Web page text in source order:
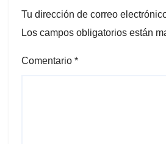
Tu dirección de correo
Los campos obligatorios están
Comentario *